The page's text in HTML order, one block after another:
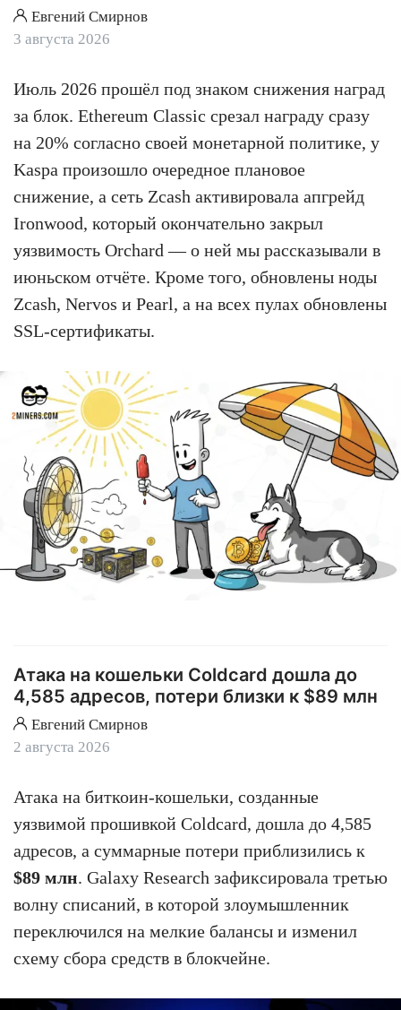
Евгений Смирнов
3 августа 2026
Июль 2026 прошёл под знаком снижения наград
за блок. Ethereum Classic срезал награду сразу
на 20% согласно своей монетарной политике, у
Kaspa произошло очередное плановое
снижение, а сеть Zcash активировала апгрейд
Ironwood, который окончательно закрыл
уязвимость Orchard — о ней мы рассказывали в
июньском отчёте. Кроме того, обновлены ноды
Zcash, Nervos и Pearl, а на всех пулах обновлены
SSL-сертификаты.
Атака на кошельки Coldcard дошла до
4,585 адресов, потери близки к $89 млн
Евгений Смирнов
2 августа 2026
Атака на биткоин-кошельки, созданные
уязвимой прошивкой Coldcard, дошла до 4,585
адресов, а суммарные потери приблизились к
$89 млн. Galaxy Research зафиксировала третью
волну списаний, в которой злоумышленник
переключился на мелкие балансы и изменил
схему сбора средств в блокчейне.